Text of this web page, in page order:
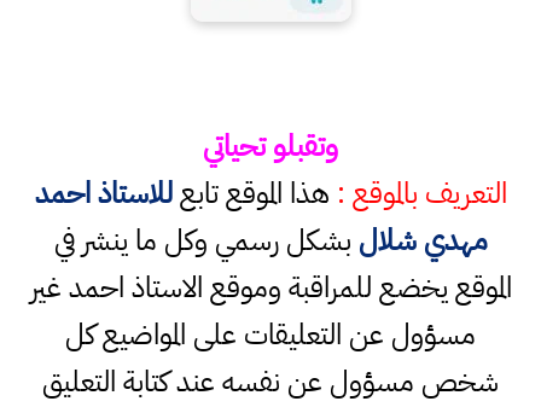
وتقبلو تحياتي
التعريف بالموقع : هذا الموقع تابعللاستاذ احمد
مهدي شلال بشكل رسمي وكل ما ينشر في
الموقع يخضع للمراقبة وموقع الاستاذ احمد غير
مسؤول عن التعليقات على المواضيع كل
شخص مسؤول عن نفسه عند كتابة التعليق